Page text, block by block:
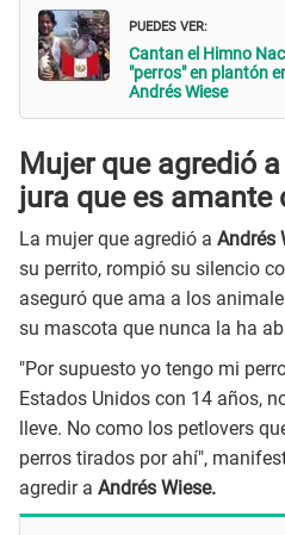
PUEDES VER:
Cantan el Himno
"perros" en plantón
Andrés Wiese
Mujer que agredió
jura que es amante
La mujer que agredió a Andrés
su perrito, rompió su silencio
aseguró que ama a los
su mascota que nunca la ha
"Por supuesto yo tengo mi
Estados Unidos con 14 años,
lleve. No como los petlovers
perros tirados por ahí",
agredir a Andrés Wiese.